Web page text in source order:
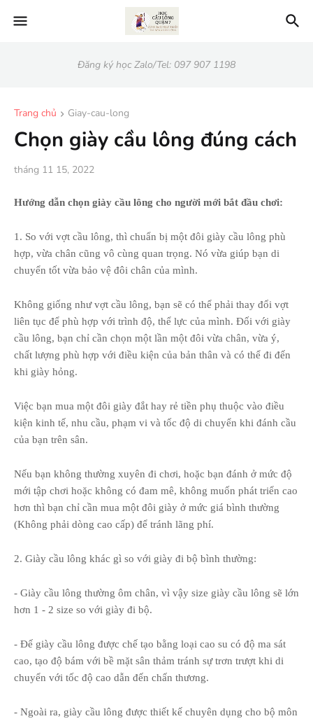
Đăng ký học Zalo/Tel: 097 907 1198
Trang chủ Giay-cau-long
Chọn giày cầu lông đúng cách
tháng 11 15, 2022
Hướng dẫn chọn giày cầu lông cho người mới bắt đầu chơi:
1. So với vợt cầu lông, thì chuẩn bị một đôi giày cầu lông phù
hợp, vừa chân cũng vô cùng quan trọng. Nó vừa giúp bạn di
chuyển tốt vừa bảo vệ đôi chân của mình.
Không giống như vợt cầu lông, bạn sẽ có thể phải thay đổi vợt
liên tục để phù hợp với trình độ, thể lực của mình. Đối với giày
cầu lông, bạn chỉ cần chọn một lần một đôi vừa chân, vừa ý,
chất lượng phù hợp với điều kiện của bản thân và có thể đi đến
khi giày hỏng.
Việc bạn mua một đôi giày đắt hay rẻ tiền phụ thuộc vào điều
kiện kinh tế, nhu cầu, phạm vi và tốc độ di chuyển khi đánh cầu
của bạn trên sân.
Nếu bạn không thường xuyên đi chơi, hoặc bạn đánh ở mức độ
mới tập chơi hoặc không có đam mê, không muốn phát triển cao
hơn thì bạn chỉ cần mua một đôi giày ở mức giá bình thường
(Không phải dòng cao cấp) để tránh lãng phí.
2. Giày cầu lông khác gì so với giày đi bộ bình thường:
- Giày cầu lông thường ôm chân, vì vậy size giày cầu lông sẽ lớn
hơn 1 - 2 size so với giày đi bộ.
- Đế giày cầu lông được chế tạo bằng loại cao su có độ ma sát
cao, tạo độ bám với bề mặt sân thảm tránh sự trơn trượt khi di
chuyển với tốc độ cao dẫn đến chấn thương.
- Ngoài ra, giày cầu lông được thiết kế chuyên dụng cho bộ môn